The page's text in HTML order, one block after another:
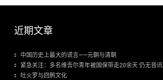
近期文章
中国历史上最大的谎言——元朝与清朝
紧急关注：多名维吾尔青年被国保带走20余天 仍无音讯
吐火罗与回鹘文化